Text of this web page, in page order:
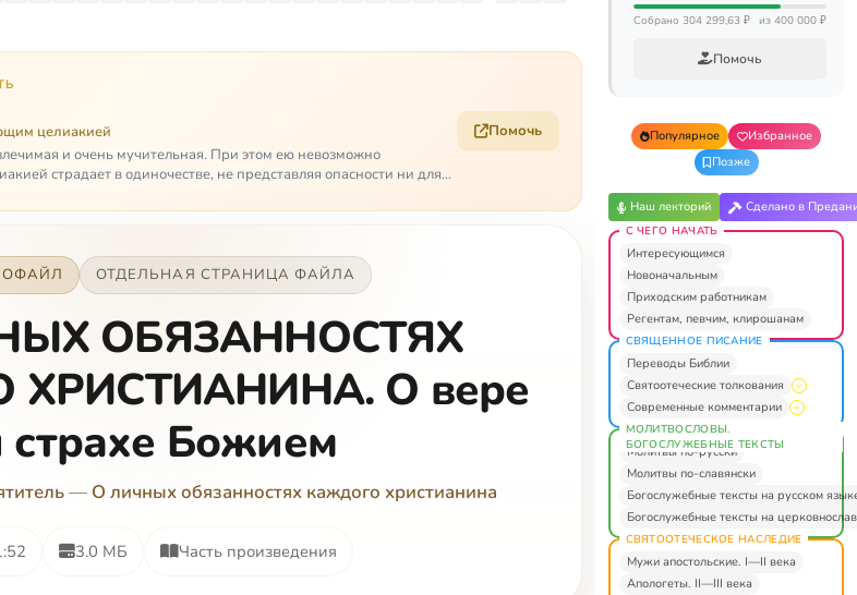
целиакией
и очень мучительная. При этом ею невозможно
страдает в одиночестве, не представляя опасности ни для
Помочь
ОТДЕЛЬНАЯ СТРАНИЦА ФАЙЛА
ОБЯЗАННОСТЯХ
О вере
страхе Божием
— О личных обязанностях каждого христианина
3.0 МБ Часть произведения
Собрано 304 299,63 ₽ из 400 000 ₽
Помочь
Популярное
Избранное
Позже
Наш лекторий Сделано в
С ЧЕГО НАЧАТЬ
Интересующимся
Новоначальным
Приходским работникам
Регентам, певчим, клирошанам
СВЯЩЕННОЕ ПИСАНИЕ
Переводы Библии
Святоотеческие толкования
Современные комментарии
МОЛИТВОСЛОВЫ.
БОГОСЛУЖЕБНЫЕ ТЕКСТЫ
Молитвы по-русски
Молитвы по-славянски
Богослужебные тексты на русском
Богослужебные тексты на
СВЯТООТЕЧЕСКОЕ НАСЛЕДИЕ
Мужи апостольские. I—II века
Апологеты. II—III века